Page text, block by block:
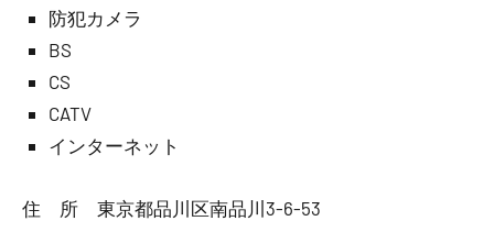
防犯カメラ
BS
CS
CATV
インターネット
住 所 東京都品川区南品川3-6-53